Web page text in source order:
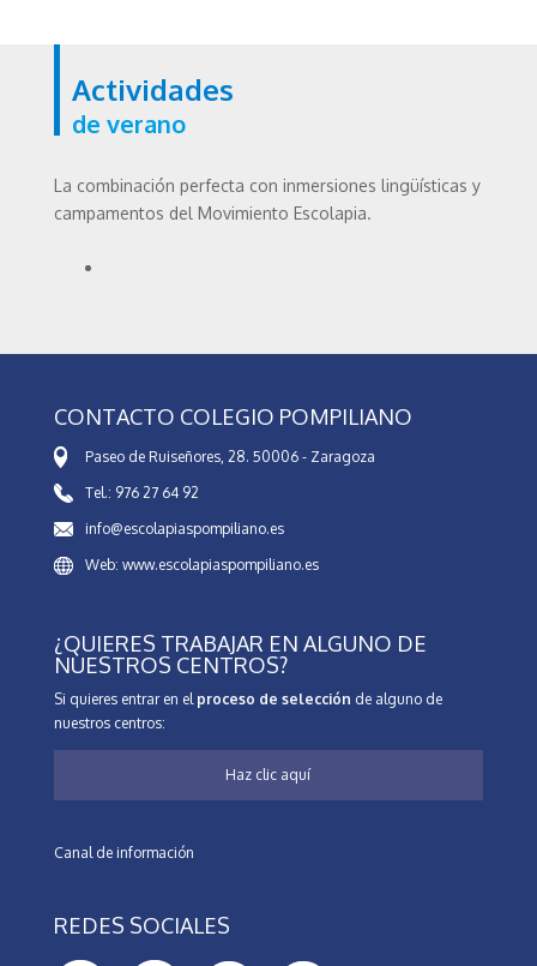
Actividades
de verano
La combinación perfecta con inmersiones lingüísticas y
campamentos del Movimiento Escolapia.
CONTACTO COLEGIO POMPILIANO
Paseo de Ruiseñores, 28. 50006 - Zaragoza
Tel.: 976 27 64 92
info@escolapiaspompiliano.es
Web: www.escolapiaspompiliano.es
¿QUIERES TRABAJAR EN ALGUNO DE
NUESTROS CENTROS?
Si quieres entrar en el proceso de selección de alguno de
nuestros centros:
Haz clic aquí
Canal de información
REDES SOCIALES